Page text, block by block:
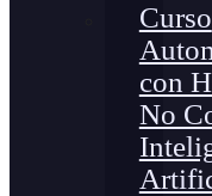
Curso
con
No